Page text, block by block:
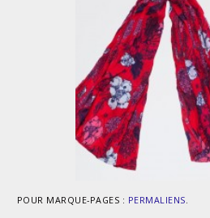
POUR MARQUE-PAGES : PERMALIENS